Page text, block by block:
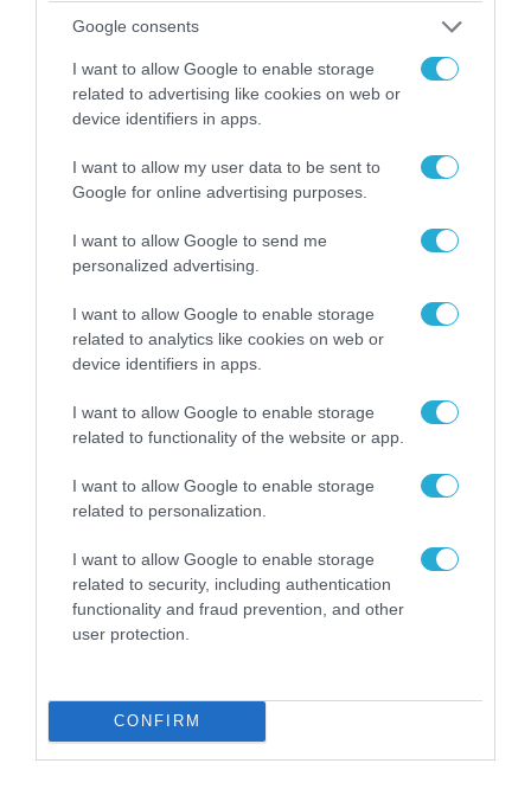
Google consents
I want to allow Google to enable storage
related to advertising like cookies on web or
device identifiers in apps.
I want to allow my user data to be sent to
Google for online advertising purposes.
I want to allow Google to send me
personalized advertising.
I want to allow Google to enable storage
related to analytics like cookies on web or
device identifiers in apps.
I want to allow Google to enable storage
related to functionality of the website or app.
I want to allow Google to enable storage
related to personalization.
I want to allow Google to enable storage
related to security, including authentication
functionality and fraud prevention, and other
user protection.
CONFIRM
08.08.2026 | 09:02
«Η απόλυτη τραγωδία»: Η «αιχμηρή» ανάρτηση
07.08.2026 | 20:02
Ο Γιάννης Αλαφούζος «τέλειωσε» τον
Κωνσταντίνο Ζούλα από τον ΣΚΑΪ – Ο λόγος της
απομάκρυνσής του